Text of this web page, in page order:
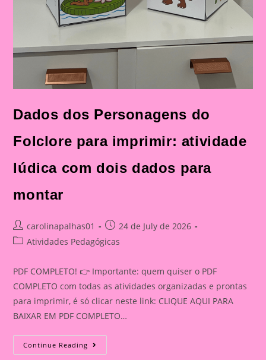
Dados dos Personagens do
Folclore para imprimir: atividade
lúdica com dois dados para
montar
Post
author:
carolinapalhas01
Post
published:
24 de July de 2026
PostAtividades Pedagógicas
PDF COMPLETO! 👉 Importante: quem quiser o PDF
COMPLETO com todas as atividades organizadas e prontas
para imprimir, é só clicar neste link: CLIQUE AQUI PARA
BAIXAR EM PDF COMPLETO…
Continue Reading Dados
Dos